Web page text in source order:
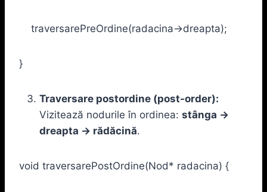
traversarePreOrdine(radacina->dreapta);
}
Traversare postordine (post-order):
Vizitează nodurile în ordinea: stânga →
dreapta → rădăcină.
void traversarePostOrdine(Nod* radacina) {